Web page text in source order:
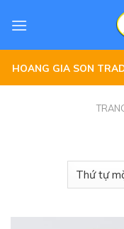
HOANG GIA SON